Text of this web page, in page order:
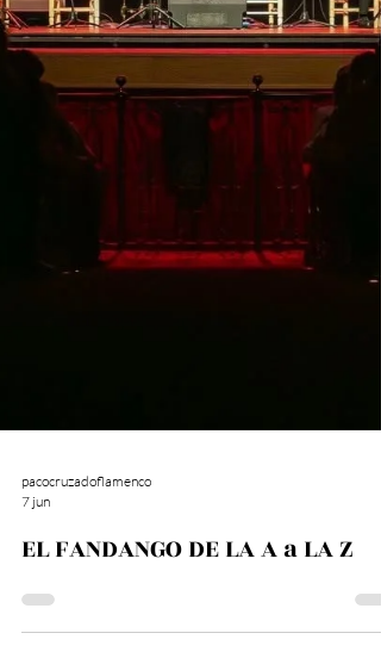
pacocruzadoflamenco
7 jun